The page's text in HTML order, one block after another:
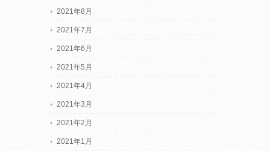
2021年8月
2021年7月
2021年6月
2021年5月
2021年4月
2021年3月
2021年2月
2021年1月